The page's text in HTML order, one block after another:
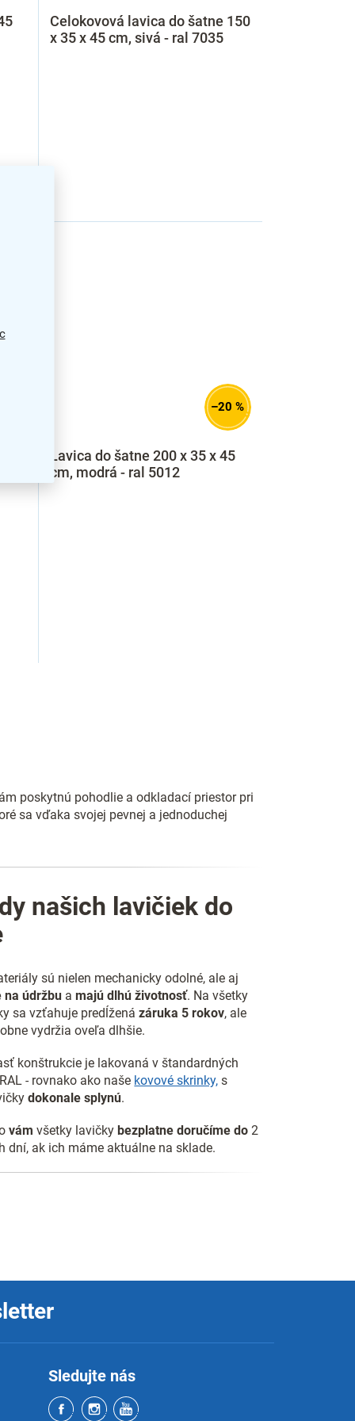
Celokovová lavica do šatne 150
x 35 x 45 cm, sivá - ral 7035
–20 %
Lavica do šatne 200 x 35 x 45
cm, modrá - ral 5012
poskytnú pohodlie a odkladací priestor pri
sa vďaka svojej pevnej a jednoduchej
našich lavičiek do
sú nielen mechanicky odolné, ale aj
na údržbu amajú dlhú životnosť. Na všetky
sa vzťahuje predĺženázáruka 5 rokov, ale
vydržia oveľa dlhšie.
konštrukcie je lakovaná v štandardných
- rovnako ako naše kovové skrinky, s
dokonale splynú.
vám všetky lavičkybezplatne doručíme do 2
dní, ak ich máme aktuálne na sklade.
Sledujte nás